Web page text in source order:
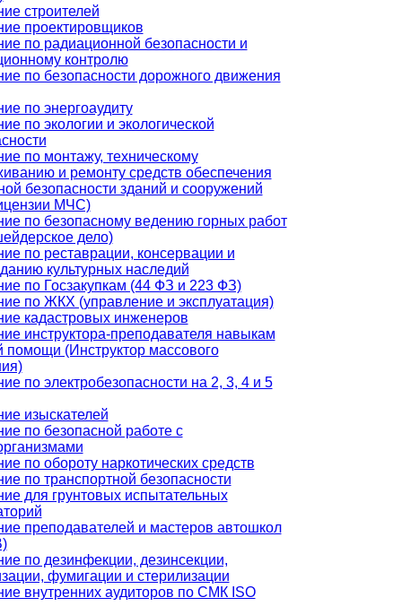
строителей
проектировщиков
по радиационной безопасности и
контролю
по безопасности дорожного движения
по энергоаудиту
по экологии и экологической
по монтажу, техническому
и ремонту средств обеспечения
безопасности зданий и сооружений
МЧС)
по безопасному ведению горных работ
дело)
по реставрации, консервации и
культурных наследий
по Госзакупкам (44 ФЗ и 223 ФЗ)
по ЖКХ (управление и эксплуатация)
кадастровых инженеров
инструктора-преподавателя навыкам
помощи (Инструктор массового
по электробезопасности на 2, 3, 4 и 5
изыскателей
по безопасной работе с
по обороту наркотических средств
по транспортной безопасности
для грунтовых испытательных
преподавателей и мастеров автошкол
по дезинфекции, дезинсекции,
фумигации и стерилизации
внутренних аудиторов по СМК ISO